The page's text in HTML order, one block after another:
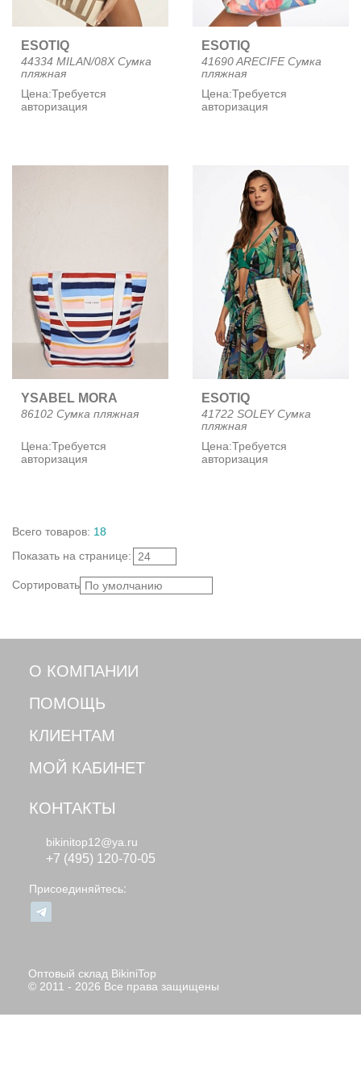
ESOTIQ
44334 MILAN/08X Сумка
пляжная
Цена:Требуется
авторизация
ESOTIQ
41690 ARECIFE Сумка
пляжная
Цена:Требуется
авторизация
YSABEL MORA
86102 Сумка пляжная
Цена:Требуется
авторизация
ESOTIQ
41722 SOLEY Сумка
пляжная
Цена:Требуется
авторизация
Всего товаров: 18
Показать на странице: 24
Сортировать: По умолчанию
О КОМПАНИИ
ПОМОЩЬ
КЛИЕНТАМ
МОЙ КАБИНЕТ
КОНТАКТЫ
bikinitop12@ya.ru
+7 (495) 120-70-05
Присоединяйтесь:
Оптовый склад BikiniTop
© 2011 - 2026 Все права защищены